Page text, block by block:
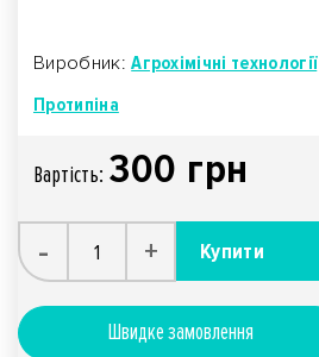
Виробник:Агрохімічні технології
Протипіна
Вартiсть: 300 грн
- + Купити
Швидке замовлення